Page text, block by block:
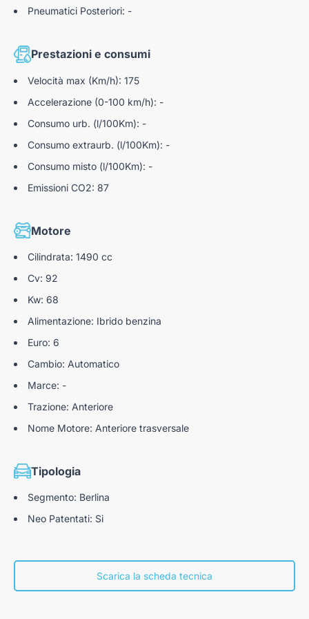
Sistema intelligente frenata in città ant. (SCBS) con
Pneumatici Posteriori: -
Prestazioni e consumi
Velocità max (Km/h): 175
Accelerazione (0-100 km/h): -
Consumo urb. (l/100Km): -
Consumo extraurb. (l/100Km): -
Consumo misto (l/100Km): -
Emissioni CO2: 87
Motore
Cilindrata: 1490 cc
Cv: 92
Kw: 68
Alimentazione: Ibrido benzina
Euro: 6
Cambio: Automatico
Marce: -
Trazione: Anteriore
Nome Motore: Anteriore trasversale
Tipologia
Segmento: Berlina
Neo Patentati: Si
Scarica la scheda tecnica